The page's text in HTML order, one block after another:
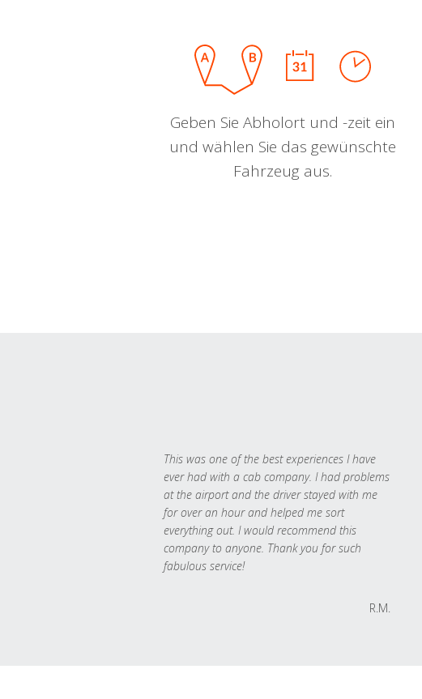
Geben Sie Abholort und -zeit ein
und wählen Sie das gewünschte
Fahrzeug aus.
This was one of the best experiences I have
ever had with a cab company. I had problems
at the airport and the driver stayed with me
for over an hour and helped me sort
everything out. I would recommend this
company to anyone. Thank you for such
fabulous service!
R.M.